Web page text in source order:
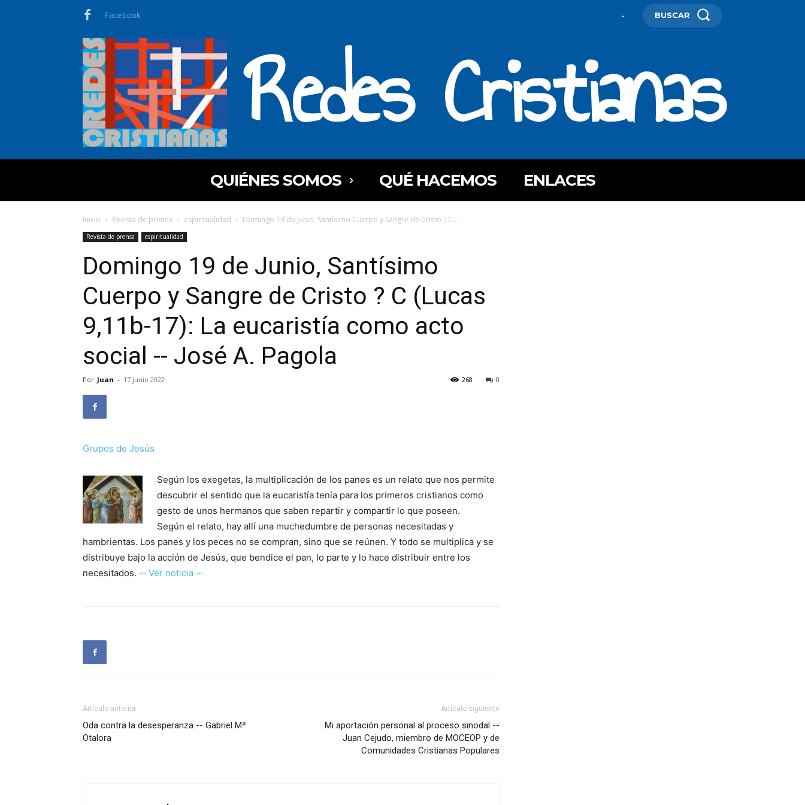
Facebook - BUSCAR
Redes Cristianas
QUIÉNES SOMOS QUÉ HACEMOS ENLACES
Inicio Revista de prensa espiritualidad Domingo 19 de Junio, Santísimo Cuerpo y Sangre de Cristo ? C...
Revista de prensa espiritualidad
Domingo 19 de Junio, Santísimo
Cuerpo y Sangre de Cristo ? C (Lucas
9,11b-17): La eucaristía como acto
social -- José A. Pagola
Por Juan - 17 junio 2022 0
268
Grupos de Jesús
Según los exegetas, la multiplicación de los panes es un relato que nos permite
descubrir el sentido que la eucaristía tenía para los primeros cristianos como
gesto de unos hermanos que saben repartir y compartir lo que poseen.
Según el relato, hay allí una muchedumbre de personas necesitadas y
hambrientas. Los panes y los peces no se compran, sino que se reúnen. Y todo se multiplica y se
distribuye bajo la acción de Jesús, que bendice el pan, lo parte y lo hace distribuir entre los
necesitados. ··· Ver noticia ···
Artículo anterior
Oda contra la desesperanza -- Gabriel Mª
Otalora
Artículo siguiente
Mi aportación personal al proceso sinodal --
Juan Cejudo, miembro de MOCEOP y de
Comunidades Cristianas Populares